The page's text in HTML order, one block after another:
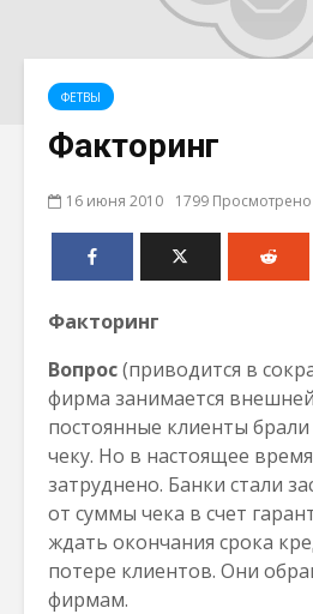
ФЕТВЫ
Факторинг
16 июня 2010 1799 Просмотрено
Факторинг
Вопрос(приводится в
фирма занимается
постоянные клиенты брали
чеку. Но в настоящее
затруднено. Банки стали
от суммы чека в счет
ждать окончания срока
потере клиентов. Они
фирмам.